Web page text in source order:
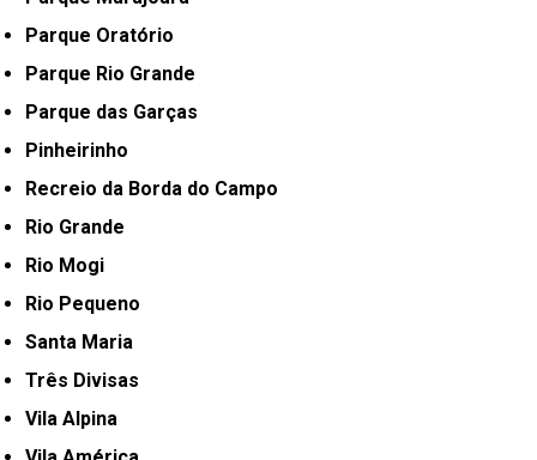
Parque Oratório
Parque Rio Grande
Parque das Garças
Pinheirinho
Recreio da Borda do Campo
Rio Grande
Rio Mogi
Rio Pequeno
Santa Maria
Três Divisas
Vila Alpina